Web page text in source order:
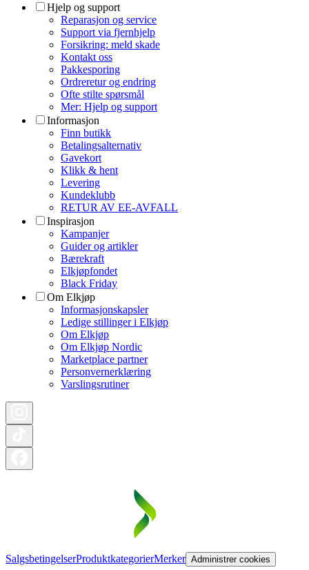
Hjelp og support
Reparasjon og service
Support via fjernhjelp
Forsikring: meld skade
Kontakt oss
Pakkesporing
Ordreretur og endring
Ofte stilte spørsmål
Mer: Hjelp og support
Informasjon
Finn butikk
Betalingsalternativ
Gavekort
Klikk & hent
Levering
Kundeklubb
RETUR AV EE-AVFALL
Inspirasjon
Kampanjer
Guider og artikler
Bærekraft
Elkjøpfondet
Black Friday
Om Elkjøp
Informasjonskapsler
Ledige stillinger i Elkjøp
Om Elkjøp
Om Elkjøp Nordic
Marketplace partner
Personvernerklæring
Varslingsrutiner
SalgsbetingelserProduktkategorierMerker Administrer cookies